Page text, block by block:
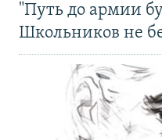
"Путь до армии
Школьников не